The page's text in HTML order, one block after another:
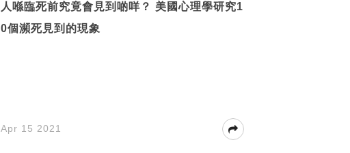
人喺臨死前究竟會見到啲咩？ 美國心理學研究1
0個瀕死見到的現象
Apr 15 2021